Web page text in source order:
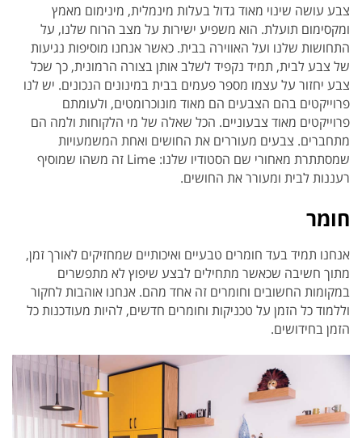
צבע עושה שינוי מאוד גדול בעלות מינמלית, מינימום מאמץ
ומקסימום תועלת. הוא משפיע ישירות על מצב הרוח שלנו, על
התחושות שלנו ועל האווירה בבית. כאשר אנחנו מוסיפות נגיעות
של צבע לבית, תמיד נקפיד לשלב אותן בצורה הרמונית, כך שכל
צבע יחזור על עצמו מספר פעמים בבית במינונים הנכונים. יש לנו
פרוייקטים בהם הצבעים הם מאוד מונוכרומטים, ולעומתם
פרוייקטים מאוד צבעוניים. הכל שאלה של מי הלקוחות ולמה הם
מתחברים. צבעים מעוררים את החושים ואחת המשמעויות
שמסתתרת מאחורי שם הסטודיו שלנו: Lime זה משהו שמוסיף
רעננות לבית ומעורר את החושים.
חומר
אנחנו תמיד בעד חומרים טבעיים ואיכותיים שמחזיקים לאורך זמן,
מתוך חשיבה שכאשר מתחילים לבצע שיפוץ לא מתפשרים
במקומות החשובים וחומרים זה אחד מהם. אנחנו אוהבות לחקור
וללמוד כל הזמן על טכניקות וחומרים חדשים, להיות מעודכנות כל
הזמן בחידושים.